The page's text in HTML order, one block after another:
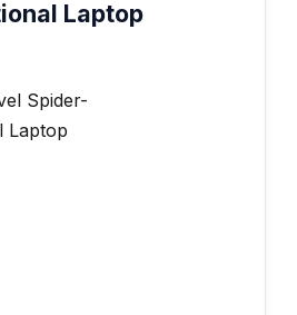
Laptop